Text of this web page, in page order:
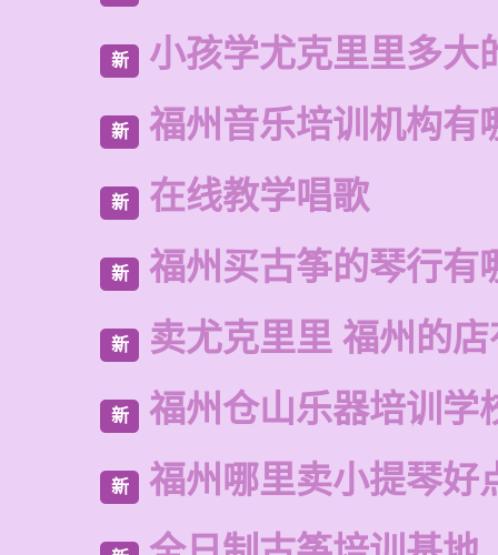
新 小孩学尤克里里多大
新 福州音乐培训机构有
新 在线教学唱歌
新 福州买古筝的琴行有
新 卖尤克里里 福州的
新 福州仓山乐器培训学
新 福州哪里卖小提琴好